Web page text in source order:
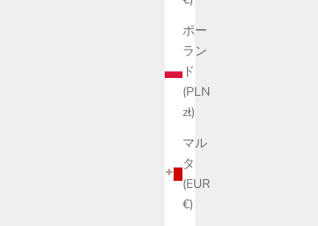
ポー
ラン
ド
(PLN
zł)
マル
タ
(EUR
€)